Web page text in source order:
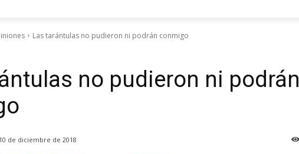
Las tarántulas no pudieron ni podrán conmigo
no pudieron ni podrán
10 de diciembre de 2018